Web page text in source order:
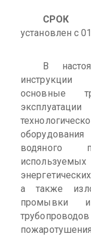
СРОК
установлен с
В
основные
эксплуатации
водяного
а также